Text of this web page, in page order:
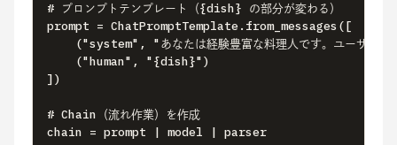
# プロンプトテンプレート（{dish} の部分が変わる）
prompt = ChatPromptTemplate.from_messages([
("system", "あなたは経験豊富な料理人です。ユーザーが
    ("human", "{dish}")
])
# Chain（流れ作業）を作成
chain = prompt | model | parser